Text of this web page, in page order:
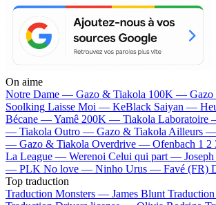
On aime
Notre Dame — Gazo & Tiakola 100K — Gazo
Soolking Laisse Moi — KeBlack Saiyan —
Bécane —Yamê 200K — Tiakola Laboratoire
— Tiakola Outro — Gazo & Tiakola Ailleurs —
— Gazo & Tiakola Overdrive — Ofenbach 1
La League — Werenoi Celui qui part —
— PLK No love — Ninho Urus — Favé (FR)
Top traduction
Traduction Monsters — James Blunt